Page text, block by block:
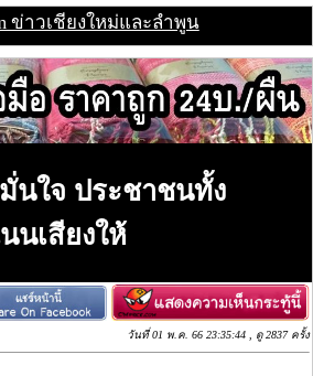
ข่าวเชียงใหม่และลำพูน
นใจ ประชาชนทั้ง
นเสียงให้
วันที่ 01 พ.ค. 66 23:35:44 , ดู 2837 ครั้ง